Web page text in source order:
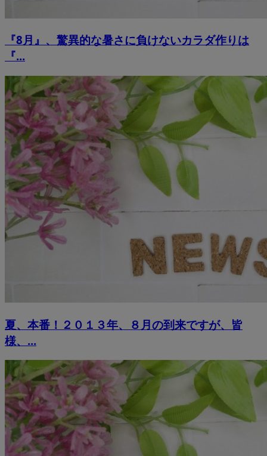
『8月』、驚異的な暑さに負けないカラダ作りは
『...
夏、本番！２０１３年、８月の到来ですが、皆
様、...